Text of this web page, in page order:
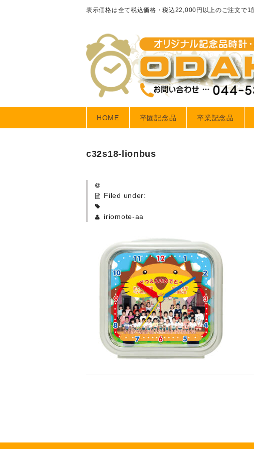
表示価格は全て税込価格・税込22,000円以上のご注文で1
HOME 卒園記念品 卒業記念品
c32s18-lionbus
Filed under:
iriomote-aa